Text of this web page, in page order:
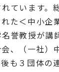
ています
た＜中小
誉教授が
、（一社
も３団体の